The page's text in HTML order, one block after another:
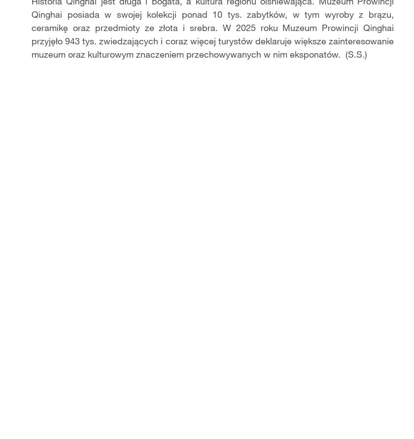
Qinghai posiada w swojej kolekcji ponad 10 tys. zabytków, w tym wyroby z brązu,
ceramikę oraz przedmioty ze złota i srebra. W 2025 roku Muzeum Prowincji Qinghai
przyjęło 943 tys. zwiedzających i coraz więcej turystów deklaruje większe zainteresowanie
muzeum oraz kulturowym znaczeniem przechowywanych w nim eksponatów. (S.S.)